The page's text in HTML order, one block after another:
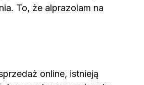
To, że alprazolam na
online, istnieją